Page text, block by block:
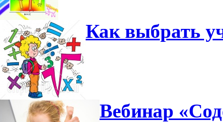
Как выбрать
Вебинар